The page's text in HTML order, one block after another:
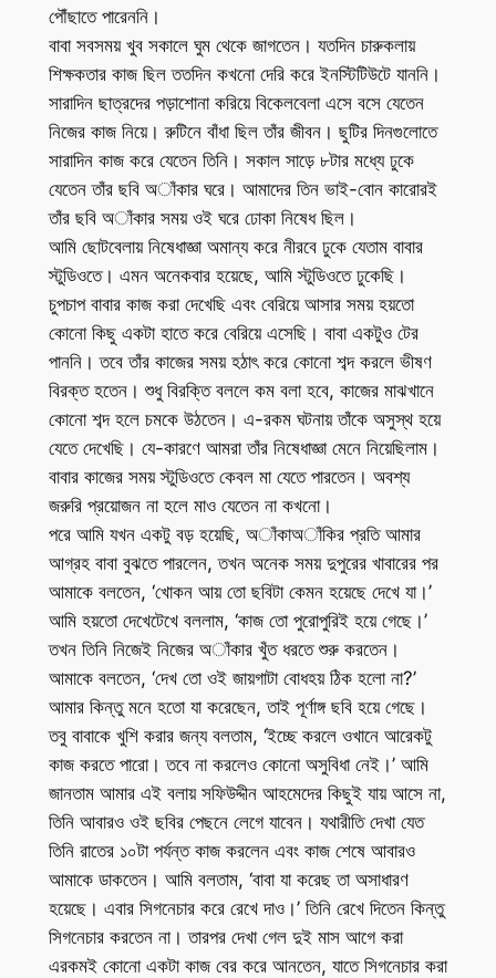
পৌঁছাতে পারেননি।
বাবা সবসময় খুব সকালে ঘুম থেকে জাগতেন। যতদিন চারুকলায়
শিক্ষকতার কাজ ছিল ততদিন কখনো দেরি করে ইনস্টিটিউটে যাননি।
সারাদিন ছাত্রদের পড়াশোনা করিয়ে বিকেলবেলা এসে বসে যেতেন
নিজের কাজ নিয়ে। রুটিনে বাঁধা ছিল তাঁর জীবন। ছুটির দিনগুলোতে
সারাদিন কাজ করে যেতেন তিনি। সকাল সাড়ে ৮টার মধ্যে ঢুকে
যেতেন তাঁর ছবি অাঁকার ঘরে। আমাদের তিন ভাই-বোন কারোরই
তাঁর ছবি অাঁকার সময় ওই ঘরে ঢোকা নিষেধ ছিল।
আমি ছোটবেলায় নিষেধাজ্ঞা অমান্য করে নীরবে ঢুকে যেতাম বাবার
স্টুডিওতে। এমন অনেকবার হয়েছে, আমি স্টুডিওতে ঢুকেছি।
চুপচাপ বাবার কাজ করা দেখেছি এবং বেরিয়ে আসার সময় হয়তো
কোনো কিছু একটা হাতে করে বেরিয়ে এসেছি। বাবা একটুও টের
পাননি। তবে তাঁর কাজের সময় হঠাৎ করে কোনো শব্দ করলে ভীষণ
বিরক্ত হতেন। শুধু বিরক্তি বললে কম বলা হবে, কাজের মাঝখানে
কোনো শব্দ হলে চমকে উঠতেন। এ-রকম ঘটনায় তাঁকে অসুস্থ হয়ে
যেতে দেখেছি। যে-কারণে আমরা তাঁর নিষেধাজ্ঞা মেনে নিয়েছিলাম।
বাবার কাজের সময় স্টুডিওতে কেবল মা যেতে পারতেন। অবশ্য
জরুরি প্রয়োজন না হলে মাও যেতেন না কখনো।
পরে আমি যখন একটু বড় হয়েছি, অাঁকাঅাঁকির প্রতি আমার
আগ্রহ বাবা বুঝতে পারলেন, তখন অনেক সময় দুপুরের খাবারের পর
আমাকে বলতেন, ‘খোকন আয় তো ছবিটা কেমন হয়েছে দেখে যা।’
আমি হয়তো দেখেটেখে বললাম, ‘কাজ তো পুরোপুরিই হয়ে গেছে।’
তখন তিনি নিজেই নিজের অাঁকার খুঁত ধরতে শুরু করতেন।
আমাকে বলতেন, ‘দেখ তো ওই জায়গাটা বোধহয় ঠিক হলো না?’
আমার কিন্তু মনে হতো যা করেছেন, তাই পূর্ণাঙ্গ ছবি হয়ে গেছে।
তবু বাবাকে খুশি করার জন্য বলতাম, ‘ইচ্ছে করলে ওখানে আরেকটু
কাজ করতে পারো। তবে না করলেও কোনো অসুবিধা নেই।’ আমি
জানতাম আমার এই বলায় সফিউদ্দীন আহমেদের কিছুই যায় আসে না,
তিনি আবারও ওই ছবির পেছনে লেগে যাবেন। যথারীতি দেখা যেত
তিনি রাতের ১০টা পর্যন্ত কাজ করলেন এবং কাজ শেষে আবারও
আমাকে ডাকতেন। আমি বলতাম, ‘বাবা যা করেছ তা অসাধারণ
হয়েছে। এবার সিগনেচার করে রেখে দাও।’ তিনি রেখে দিতেন কিন্তু
সিগনেচার করতেন না। তারপর দেখা গেল দুই মাস আগে করা
এরকমই কোনো একটা কাজ বের করে আনতেন, যাতে সিগনেচার করা